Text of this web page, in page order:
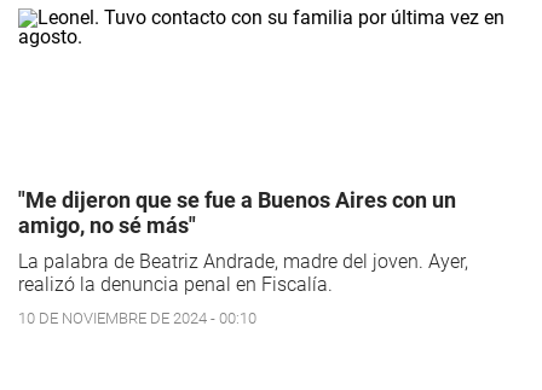
"Me dijeron que se fue a Buenos Aires con un
amigo, no sé más"
La palabra de Beatriz Andrade, madre del joven. Ayer,
realizó la denuncia penal en Fiscalía.
10 DE NOVIEMBRE DE 2024 - 00:10